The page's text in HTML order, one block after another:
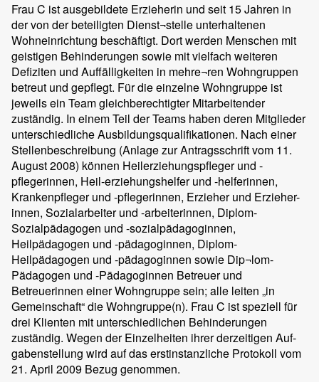
Frau C ist ausgebildete Erzieherin und seit 15 Jahren in
der von der beteiligten Dienst¬stelle unterhaltenen
Wohneinrichtung beschäftigt. Dort werden Menschen mit
geistigen Behinderungen sowie mit vielfach weiteren
Defiziten und Auffälligkeiten in mehre¬ren Wohngruppen
betreut und gepflegt. Für die einzelne Wohngruppe ist
jeweils ein Team gleichberechtigter Mitarbeitender
zuständig. In einem Teil der Teams haben deren Mitglieder
unterschiedliche Ausbildungsqualifikationen. Nach einer
Stellenbeschreibung (Anlage zur Antragsschrift vom 11.
August 2008) können Heilerziehungspfleger und -
pflegerinnen, Heil-erziehungshelfer und -helferinnen,
Krankenpfleger und -pflegerinnen, Erzieher und Erzieher-
innen, Sozialarbeiter und -arbeiterinnen, Diplom-
Sozialpädagogen und -sozialpädagoginnen,
Heilpädagogen und -pädagoginnen, Diplom-
Heilpädagogen und -pädagoginnen sowie Dip¬lom-
Pädagogen und -Pädagoginnen Betreuer und
Betreuerinnen einer Wohngruppe sein; alle leiten „in
Gemeinschaft“ die Wohngruppe(n). Frau C ist speziell für
drei Klienten mit unterschiedlichen Behinderungen
zuständig. Wegen der Einzelheiten ihrer derzeitigen Auf-
gabenstellung wird auf das erstinstanzliche Protokoll vom
21. April 2009 Bezug genommen.